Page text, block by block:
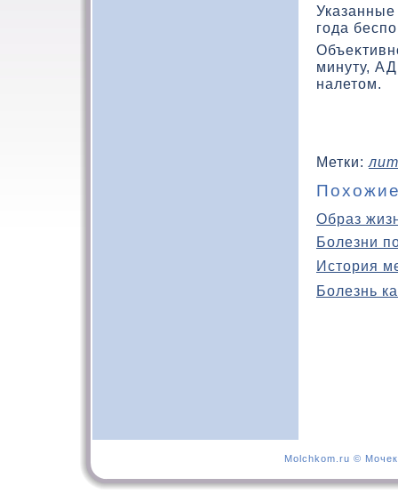
года
минуту,
налетом.
Метки:
Образ
Болезни
История
Болезнь
Molchkom.ru ©